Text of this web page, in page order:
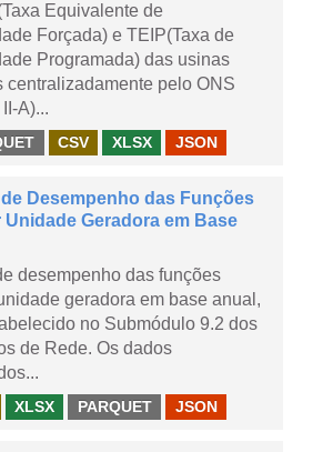
Equivalente de
Forçada) e TEIP(Taxa de
Programada) das usinas
centralizadamente pelo ONS
A)...
CSV XLSX JSON
Desempenho das Funções
Unidade Geradora em Base
desempenho das funções
geradora em base anual,
no Submódulo 9.2 dos
de Rede. Os dados
XLSX PARQUET JSON